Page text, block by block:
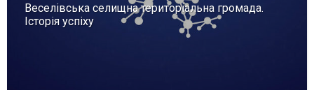
Веселівська селищна територіальна громада.
Історія успіху